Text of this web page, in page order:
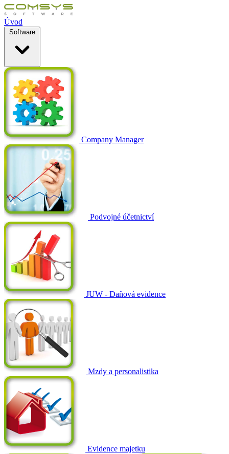
Úvod
Software
Company Manager
Podvojné účetnictví
JUW - Daňová evidence
Mzdy a personalistika
Evidence majetku